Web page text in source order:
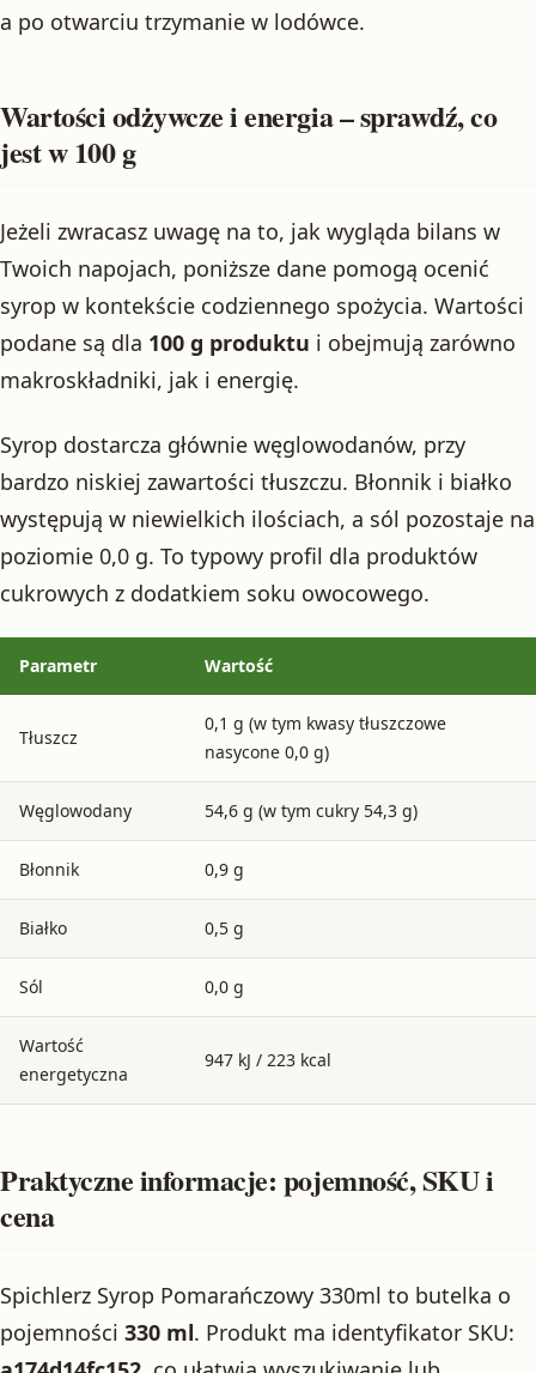
a po otwarciu trzymanie w lodówce.
Wartości odżywcze i energia – sprawdź, co
jest w 100 g
Jeżeli zwracasz uwagę na to, jak wygląda bilans w
Twoich napojach, poniższe dane pomogą ocenić
syrop w kontekście codziennego spożycia. Wartości
podane są dla 100 g produktu i obejmują zarówno
makroskładniki, jak i energię.
Syrop dostarcza głównie węglowodanów, przy
bardzo niskiej zawartości tłuszczu. Błonnik i białko
występują w niewielkich ilościach, a sól pozostaje na
poziomie 0,0 g. To typowy profil dla produktów
cukrowych z dodatkiem soku owocowego.
Parametr Wartość
Tłuszcz
0,1 g (w tym kwasy tłuszczowe
nasycone 0,0 g)
Węglowodany 54,6 g (w tym cukry 54,3 g)
Błonnik 0,9 g
Białko 0,5 g
Sól 0,0 g
Wartość
energetyczna
947 kJ / 223 kcal
Praktyczne informacje: pojemność, SKU i
cena
Spichlerz Syrop Pomarańczowy 330ml to butelka o
pojemności 330 ml. Produkt ma identyfikator SKU: